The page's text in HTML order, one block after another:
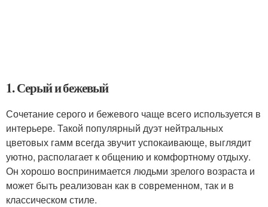
1. Серый и бежевый
Сочетание серого и бежевого чаще всего используется в
интерьере. Такой популярный дуэт нейтральных
цветовых гамм всегда звучит успокаивающе, выглядит
уютно, располагает к общению и комфортному отдыху.
Он хорошо воспринимается людьми зрелого возраста и
может быть реализован как в современном, так и в
классическом стиле.